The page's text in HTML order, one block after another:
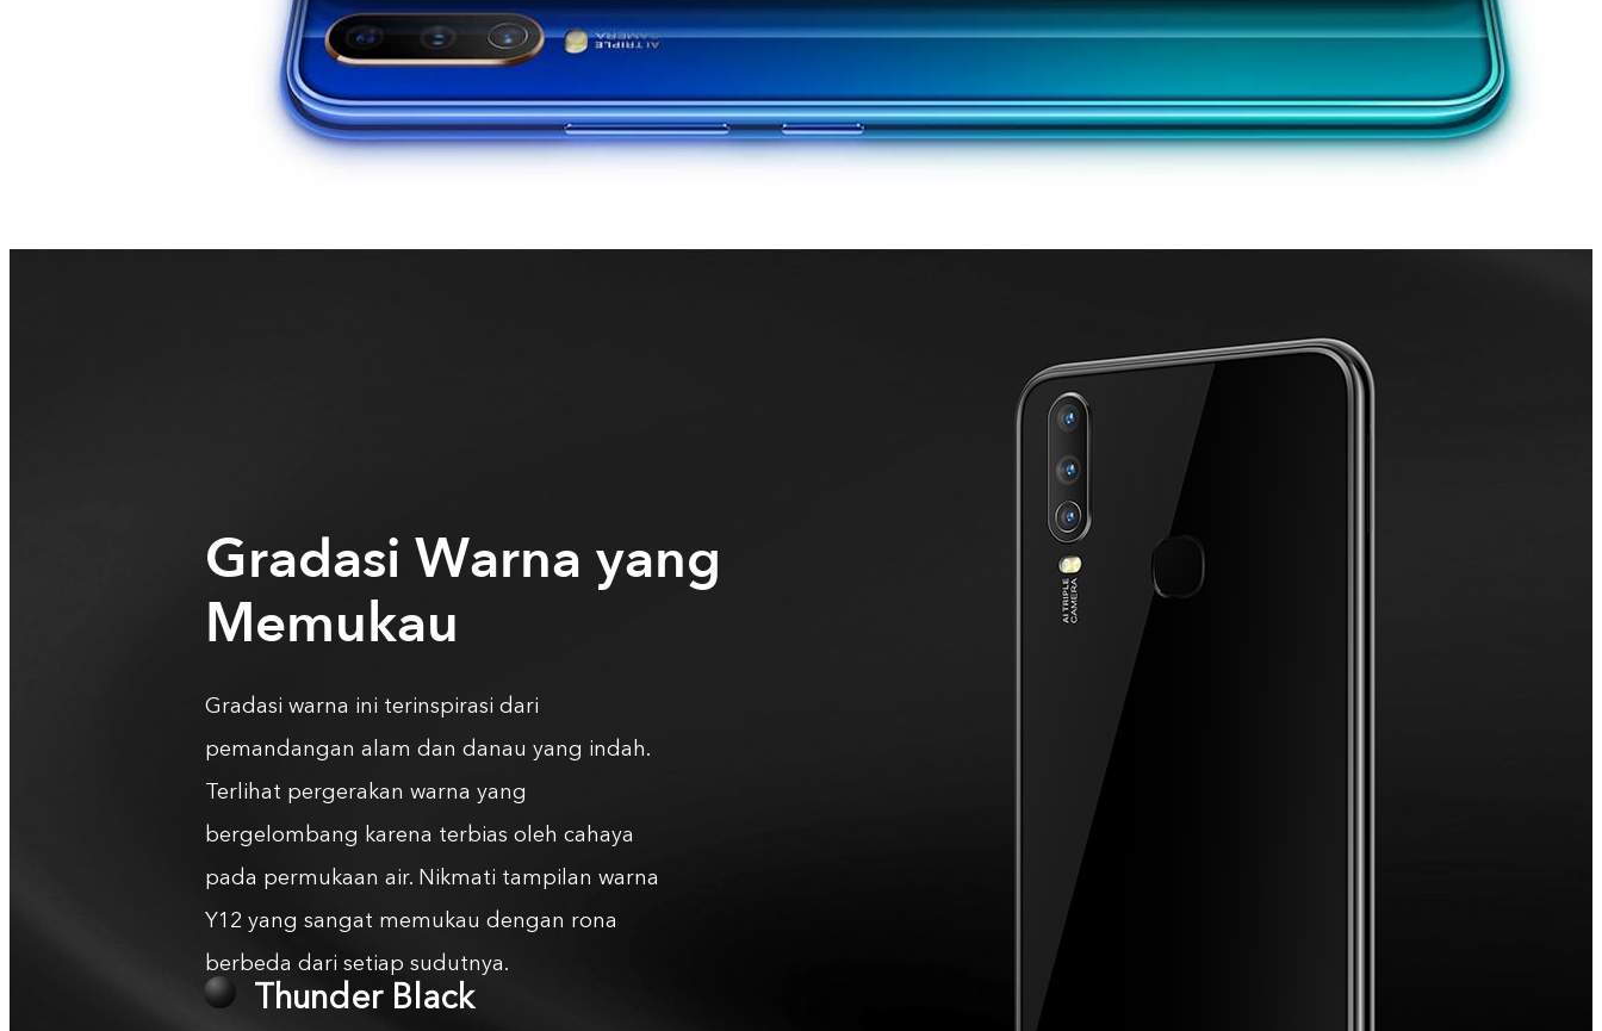
Gradasi Warna yang
Memukau
Gradasi warna ini terinspirasi dari
pemandangan alam dan danau yang indah.
Terlihat pergerakan warna yang
bergelombang karena terbias oleh cahaya
pada permukaan air. Nikmati tampilan warna
Y12 yang sangat memukau dengan rona
berbeda dari setiap sudutnya.
Aqua Blue
Thunder Black